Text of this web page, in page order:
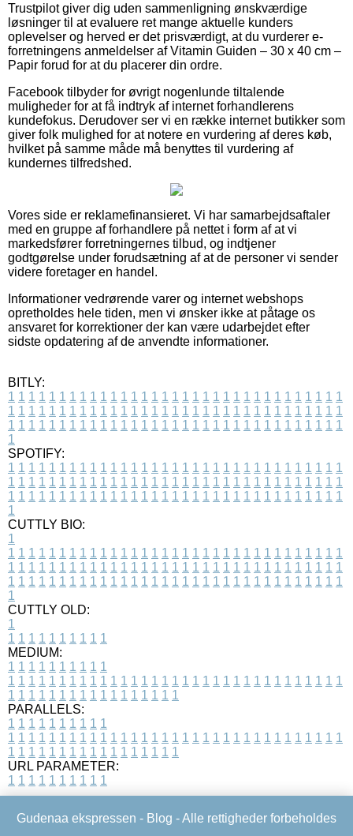
Trustpilot giver dig uden sammenligning ønskværdige
løsninger til at evaluere ret mange aktuelle kunders
oplevelser og herved er det prisværdigt, at du vurderer e-
forretningens anmeldelser af Vitamin Guiden – 30 x 40 cm –
Papir forud for at du placerer din ordre.
Facebook tilbyder for øvrigt nogenlunde tiltalende
muligheder for at få indtryk af internet forhandlerens
kundefokus. Derudover ser vi en række internet butikker som
giver folk mulighed for at notere en vurdering af deres køb,
hvilket på samme måde må benyttes til vurdering af
kundernes tilfredshed.
Vores side er reklamefinansieret. Vi har samarbejdsaftaler
med en gruppe af forhandlere på nettet i form af at vi
markedsfører forretningernes tilbud, og indtjener
godtgørelse under forudsætning af at de personer vi sender
videre foretager en handel.
Informationer vedrørende varer og internet webshops
opretholdes hele tiden, men vi ønsker ikke at påtage os
ansvaret for korrektioner der kan være udarbejdet efter
sidste opdatering af de anvendte informationer.
BITLY:
1 1 1 1 1 1 1 1 1 1 1 1 1 1 1 1 1 1 1 1 1 1 1 1 1 1 1 1 1 1 1 1 1
1 1 1 1 1 1 1 1 1 1 1 1 1 1 1 1 1 1 1 1 1 1 1 1 1 1 1 1 1 1 1 1 1
1 1 1 1 1 1 1 1 1 1 1 1 1 1 1 1 1 1 1 1 1 1 1 1 1 1 1 1 1 1 1 1 1
1
SPOTIFY:
1 1 1 1 1 1 1 1 1 1 1 1 1 1 1 1 1 1 1 1 1 1 1 1 1 1 1 1 1 1 1 1 1
1 1 1 1 1 1 1 1 1 1 1 1 1 1 1 1 1 1 1 1 1 1 1 1 1 1 1 1 1 1 1 1 1
1 1 1 1 1 1 1 1 1 1 1 1 1 1 1 1 1 1 1 1 1 1 1 1 1 1 1 1 1 1 1 1 1
1
CUTTLY BIO:
1
1 1 1 1 1 1 1 1 1 1 1 1 1 1 1 1 1 1 1 1 1 1 1 1 1 1 1 1 1 1 1 1 1
1 1 1 1 1 1 1 1 1 1 1 1 1 1 1 1 1 1 1 1 1 1 1 1 1 1 1 1 1 1 1 1 1
1 1 1 1 1 1 1 1 1 1 1 1 1 1 1 1 1 1 1 1 1 1 1 1 1 1 1 1 1 1 1 1 1
1
CUTTLY OLD:
1
1 1 1 1 1 1 1 1 1 1
MEDIUM:
1 1 1 1 1 1 1 1 1 1
1 1 1 1 1 1 1 1 1 1 1 1 1 1 1 1 1 1 1 1 1 1 1 1 1 1 1 1 1 1 1 1 1
1 1 1 1 1 1 1 1 1 1 1 1 1 1 1 1 1
PARALLELS:
1 1 1 1 1 1 1 1 1 1
1 1 1 1 1 1 1 1 1 1 1 1 1 1 1 1 1 1 1 1 1 1 1 1 1 1 1 1 1 1 1 1 1
1 1 1 1 1 1 1 1 1 1 1 1 1 1 1 1 1
URL PARAMETER:
1 1 1 1 1 1 1 1 1 1
Gudenaa ekspressen - Blog - Alle rettigheder forbeholdes